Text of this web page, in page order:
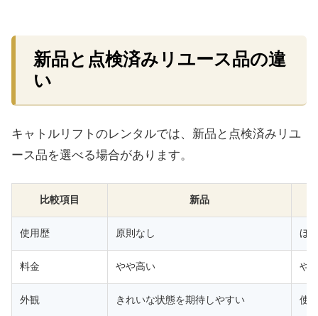
新品と点検済みリユース品の違
い
キャトルリフトのレンタルでは、新品と点検済みリユ
ース品を選べる場合があります。
比較項目 新品
使用歴 原則なし ほ
料金 やや高い や
外観 きれいな状態を期待しやすい 使